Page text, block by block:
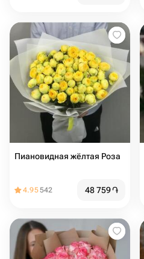
Пиановидная жёлтая Роза
4.95542 48 759֏